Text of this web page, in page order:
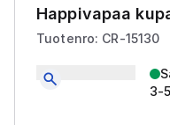
Happivapaa
Tuotenro: CR-15130
3-